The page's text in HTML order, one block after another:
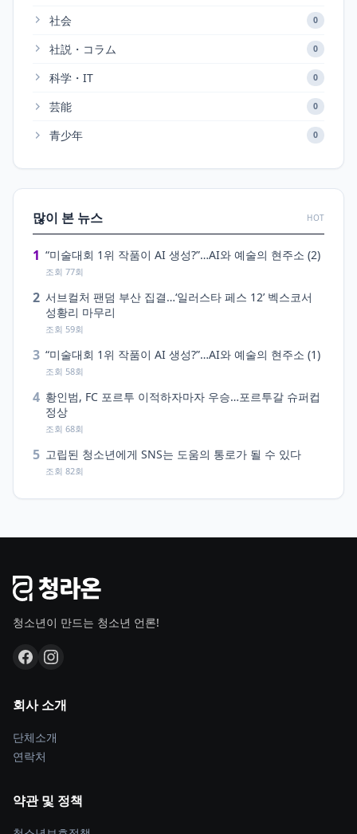
社会 0
社説・コラム 0
科学・IT 0
芸能 0
青少年 0
많이 본 뉴스 HOT
1 “미술대회 1위 작품이 AI 생성?”…AI와 예술의 현주소 (2)
조회 77회
2 서브컬처 팬덤 부산 집결…‘일러스타 페스 12’ 벡스코서
성황리 마무리
조회 59회
3 “미술대회 1위 작품이 AI 생성?”…AI와 예술의 현주소 (1)
조회 58회
4 황인범, FC 포르투 이적하자마자 우승…포르투갈 슈퍼컵
정상
조회 68회
5 고립된 청소년에게 SNS는 도움의 통로가 될 수 있다
조회 82회
청소년이 만드는 청소년 언론!
회사 소개
단체소개
연락처
약관 및 정책